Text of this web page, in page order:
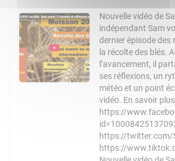
Nouvelle vidéo de
indépendant Sam
dernier épisode des
la récolte des blés.
l’avancement, il
ses réflexions, un
météo et un point
vidéo. En savoir
https://
https://twitter.com/
https://